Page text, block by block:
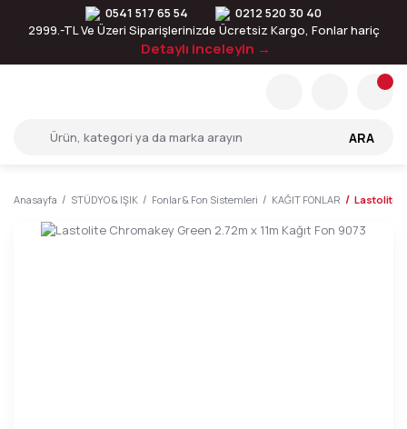
0541 517 65 54
0212 520 30 40
2999.-TL Ve Üzeri Siparişlerinizde Ücretsiz Kargo, Fonlar hariç
Detaylı inceleyin →
ARA
Anasayfa STÜDYO & IŞIK Fonlar & Fon Sistemleri KAĞIT FONLAR Lastolite